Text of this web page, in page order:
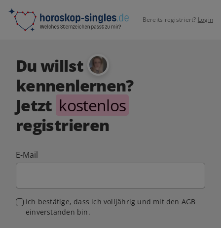
Bereits registriert? Login
Du willst
kennenlernen?
Jetzt kostenlos
registrieren
E-Mail
Ich bestätige, dass ich volljährig und mit den AGB
einverstanden bin.